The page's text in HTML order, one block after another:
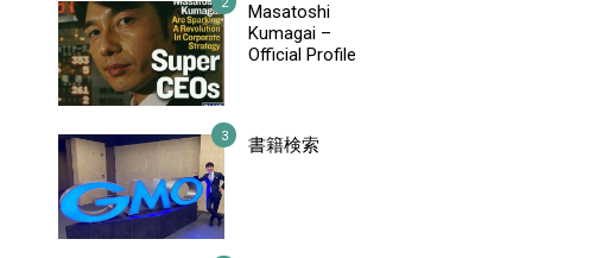
Masatoshi
Kumagai –
Official Profile
書籍検索